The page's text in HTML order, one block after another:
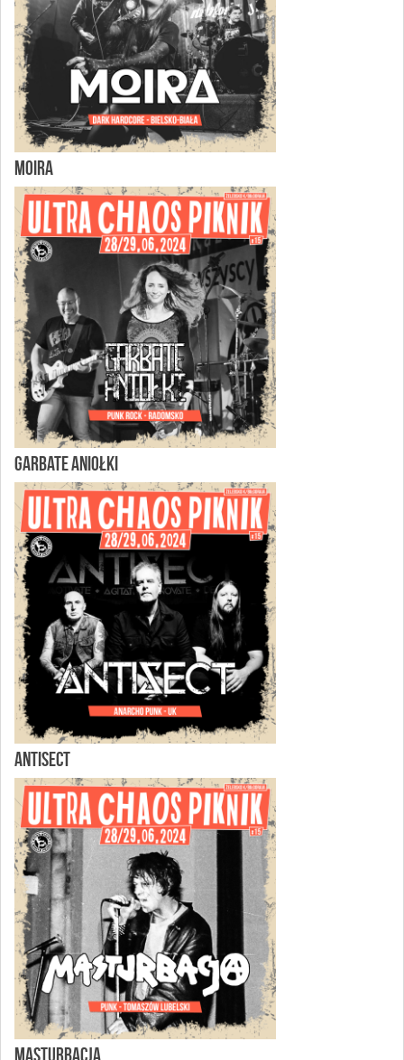
MOIRA
GARBATE ANIOŁKI
ANTISECT
MASTURBACJA